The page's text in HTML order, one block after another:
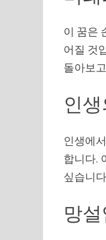
이 꿈은
어질 것
돌아보
인
인생에
합니다.
싶습니
망